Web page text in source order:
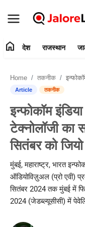
संपर्क करें
देश
राजस्थान
जालोर
खेल
home देश राजस्थान
Home तकनीक इन्फोकॉम इंडिया
Article तकनीक
इन्फोकॉम
टेक्नोलॉजी का
सितंबर को
मुंबई, महाराष्ट्र, भारत
ऑडियोविज़ुअल (प्रो एवी)
सितंबर 2024 तक मुंबई में
2024 (जेडब्ल्यूसीसी) में